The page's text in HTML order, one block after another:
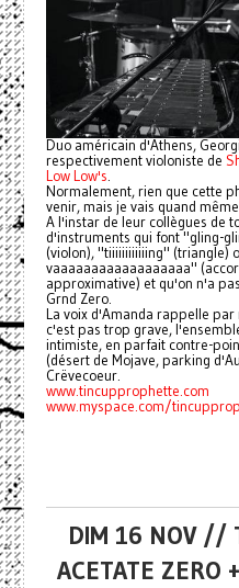
Duo américain d'Athens,
respectivement violoniste de
Low Low's.
Normalement, rien que cette
venir, mais je vais quand
A l'instar de leur collègues de
d'instruments qui font "gling-
(violon), "tiiiiiiiiiiiing" (triangle)
vaaaaaaaaaaaaaaaaaa"
approximative) et qu'on n'a
Grnd Zero.
La voix d'Amanda rappelle par
c'est pas trop grave,
intimiste, en parfait contre-
(désert de Mojave, parking
Crëvecoeur.
www.tincupprophette.com
www.myspace.com/
DIM 16 NOV //
ACETATE ZERO